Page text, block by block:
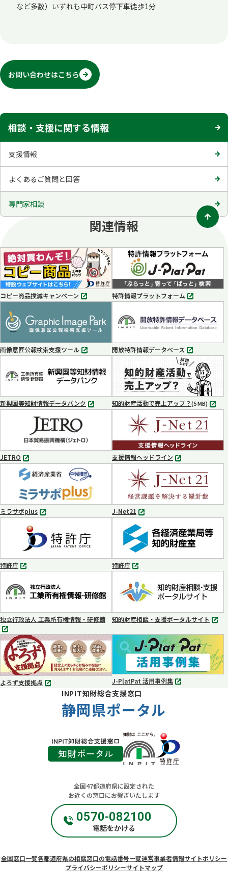
など多数）いずれも中町バス停下車徒歩1分
お問い合わせはこちら
相談・支援に関する情報
支援情報
よくあるご質問と回答
専門家相談
関連情報
コピー商品撲滅キャンペーン
別
で
開
く
特許情報プラットフォーム
別
ブ
で
く
画像意匠公報検索支援ツール
別
ブ
で
く
開放特許情報データベース
別
タ
ブ
で
開
く
新興国等知財情報データバンク
別
開
く
知的財産活動で売上アップ？(5 MB) MP4
JETRO
別
タ
ブ
で
開
く
支援情報ヘッドライン
別
タ
ブ
で
開
く
ミラサポplus
別
ブ
で
開
く
J-Net21
別
タ
ブ
で
開
く
特許庁
別
ブ
で
く
特許庁
別
ブ
で
開
く
独立行政法人 工業所有権情報・研修館
別
タ
ブ
で
知的財産相談・支援ポータルサイト
別
タ
開
く
よろず支援拠点
別
J-PlatPat 活用事例集
別
INPIT知財総合支援窓口
静岡県ポータル
全国47都道府県に設定された
お近くの窓口にお繋ぎいたします
0570-082100
電話をかける
全国窓口一覧各都道府県の相談窓口の電話番号一覧運営事業者情報サイトポリシー
プライバシーポリシーサイトマップ